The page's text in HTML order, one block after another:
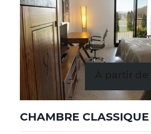
À partir de
CHAMBRE CLASSIQUE